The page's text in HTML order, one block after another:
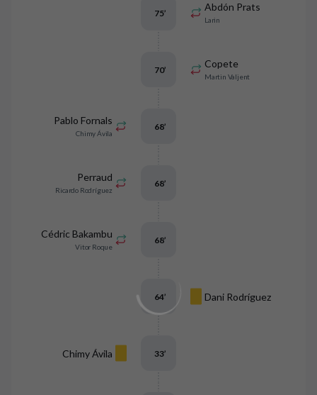
Abdón Prats
Larin
75’
Copete
Martin Valjent
70’
Pablo Fornals
Chimy Ávila
68’
Perraud
Ricardo Rodríguez
68’
Cédric Bakambu
Vitor Roque
68’
Dani Rodríguez
64’
Chimy Ávila 33’